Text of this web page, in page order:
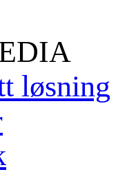
løsning